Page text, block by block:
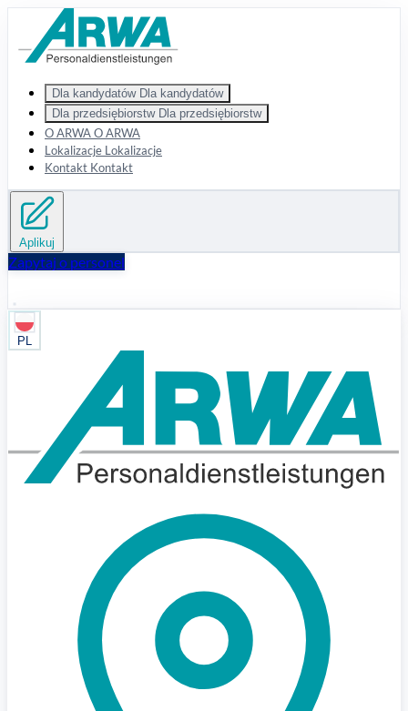
Zum Hauptinhalt springen
Dla kandydatów Dla kandydatów
Dla przedsiębiorstw Dla przedsiębiorstw
O ARWAO ARWA
Lokalizacje Lokalizacje
Kontakt Kontakt
Aplikuj
Zapytaj o personel
PL